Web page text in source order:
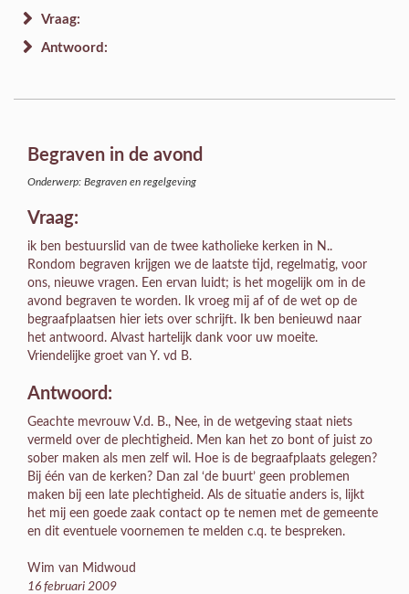
Vraag:
Antwoord:
Begraven in de avond
Onderwerp: Begraven en regelgeving
Vraag:
ik ben bestuurslid van de twee katholieke kerken in N..
Rondom begraven krijgen we de laatste tijd, regelmatig, voor
ons, nieuwe vragen. Een ervan luidt; is het mogelijk om in de
avond begraven te worden. Ik vroeg mij af of de wet op de
begraafplaatsen hier iets over schrijft. Ik ben benieuwd naar
het antwoord. Alvast hartelijk dank voor uw moeite.
Vriendelijke groet van Y. vd B.
Antwoord:
Geachte mevrouw V.d. B., Nee, in de wetgeving staat niets
vermeld over de plechtigheid. Men kan het zo bont of juist zo
sober maken als men zelf wil. Hoe is de begraafplaats gelegen?
Bij één van de kerken? Dan zal ‘de buurt’ geen problemen
maken bij een late plechtigheid. Als de situatie anders is, lijkt
het mij een goede zaak contact op te nemen met de gemeente
en dit eventuele voornemen te melden c.q. te bespreken.
Wim van Midwoud
16 februari 2009